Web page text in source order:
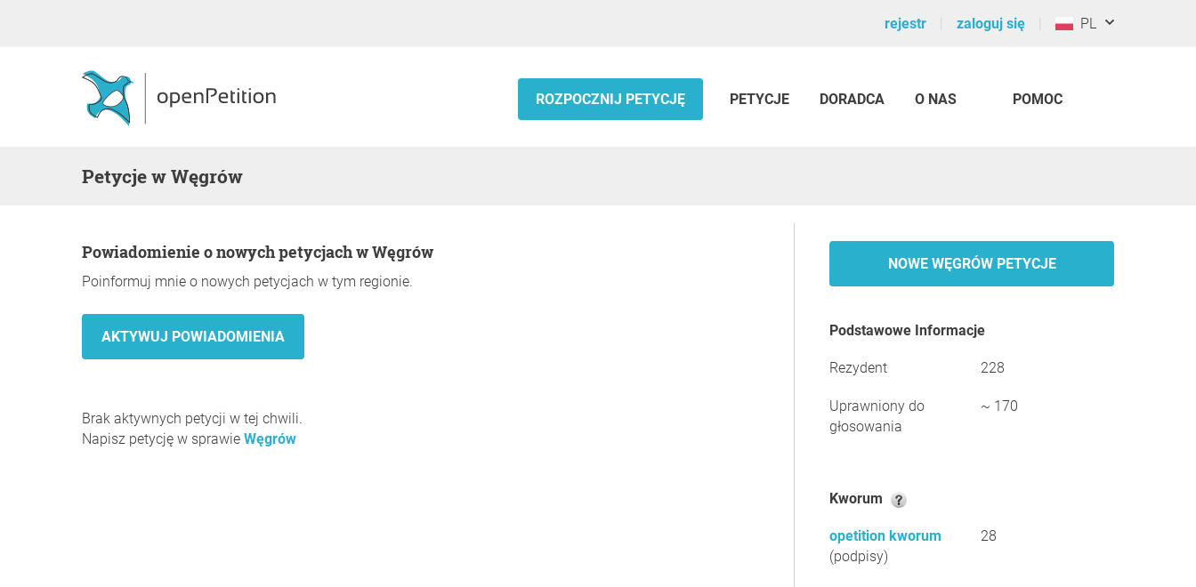
rejestr zaloguj się PL
ROZPOCZNIJ PETYCJĘ PETYCJE DORADCA O NAS POMOC
Petycje w Węgrów
Powiadomienie o nowych petycjach w Węgrów
Poinformuj mnie o nowych petycjach w tym regionie.
Brak aktywnych petycji w tej chwili.
Napisz petycję w sprawie Węgrów
NOWE WĘGRÓW PETYCJE
Podstawowe Informacje
Rezydent 228
Uprawniony do
głosowania
~ 170
Kworum
opetition kworum
(podpisy)
28